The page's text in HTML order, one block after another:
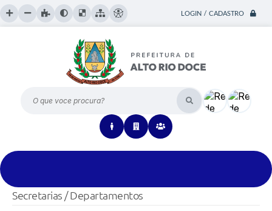
LOGIN / CADASTRO
O que voce procura?
Secretarias / Departamentos